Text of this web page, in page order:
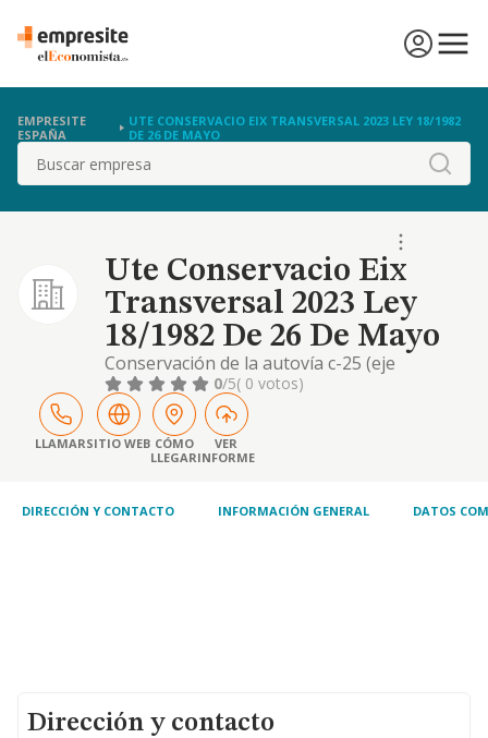
EMPRESITE
ESPAÑA
UTE CONSERVACIO EIX TRANSVERSAL 2023 LEY 18/1982
DE 26 DE MAYO
Buscar
Ute Conservacio Eix
Transversal 2023 Ley
18/1982 De 26 De Mayo
Conservación de la autovía c-25 (eje
transversal (c-25)), mantenimiento de la
carretera de 153 kilómetros.
0/5( 0 votos)
LLAMARSITIO WEB CÓMO
LLEGAR
VER
INFORME
DIRECCIÓN Y CONTACTO INFORMACIÓN GENERAL DATOS
Dirección y contacto